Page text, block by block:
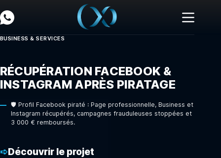
BUSINESS & SERVICES
RÉCUPÉRATION FACEBOOK &
INSTAGRAM APRÈS PIRATAGE
🛡️ Profil Facebook piraté : Page professionnelle, Business et
Instagram récupérés, campagnes frauduleuses stoppées et
3 000 € remboursés.
Découvrir le projet